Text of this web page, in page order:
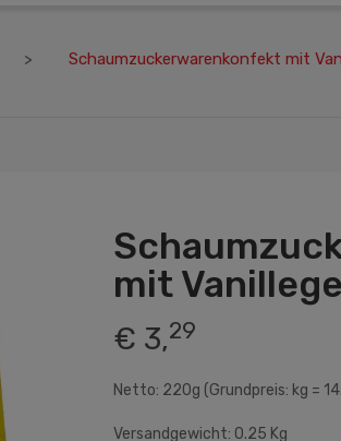
Schaumzuckerwarenkonfekt mit
mit
€ 3,29
Netto: 220g (Grundpreis: kg =
Versandgewicht: 0.25 Kg